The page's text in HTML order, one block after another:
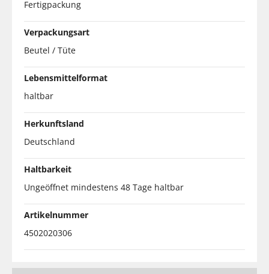
Fertigpackung
Verpackungsart
Beutel / Tüte
Lebensmittelformat
haltbar
Herkunftsland
Deutschland
Haltbarkeit
Ungeöffnet mindestens 48 Tage haltbar
Artikelnummer
4502020306